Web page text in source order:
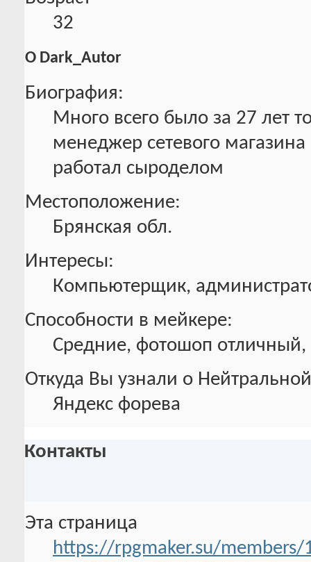
32
О Dark_Autor
Биография:
Много всего было за 27 лет
менеджер сетевого
работал сыроделом
Местоположение:
Брянская обл.
Интересы:
Компьютерщик,
Способности в мейкере:
Средние, фотошоп отличный,
Откуда Вы узнали о
Яндекс форева
Контакты
Эта страница
https://rpgmaker.su/